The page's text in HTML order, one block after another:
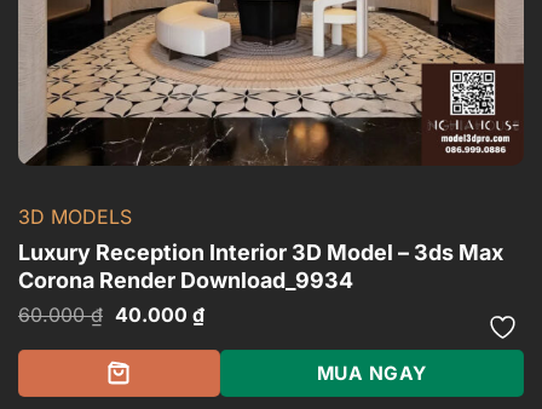
3D MODELS
Luxury Reception Interior 3D Model – 3ds Max
Corona Render Download_9934
60.000₫ Giá
là:
60.000 ₫.
40.000 ₫Giá
hiện
tại
40.000 ₫.
MUA NGAY